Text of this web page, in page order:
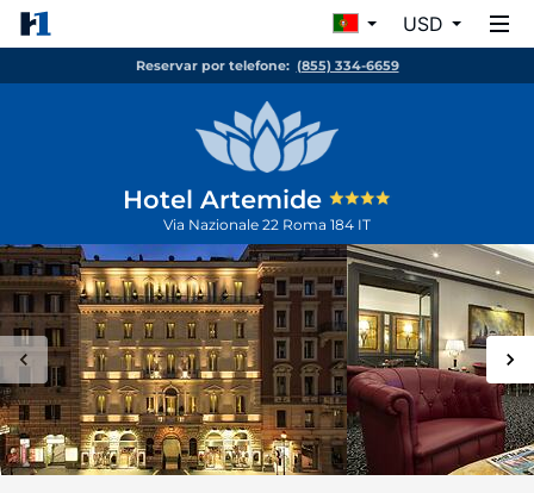
USD
Reservar por telefone: (855) 334-6659
Hotel Artemide
Via Nazionale 22 Roma 184 IT